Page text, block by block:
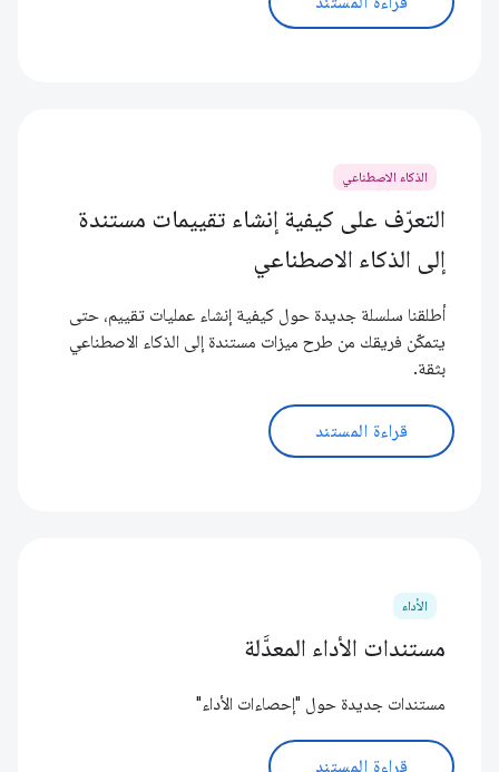
الذكاء الاصطناعي
التعرّف على كيفية إنشاء تقييمات مستندة
إلى الذكاء الاصطناعي
أطلقنا سلسلة جديدة حول كيفية إنشاء عمليات تقييم، حتى
يتمكّن فريقك من طرح ميزات مستندة إلى الذكاء الاصطناعي
بثقة.
قراءة المستند
الأداء
مستندات الأداء المعدَّلة
مستندات جديدة حول "إحصاءات الأداء"
قراءة المستند